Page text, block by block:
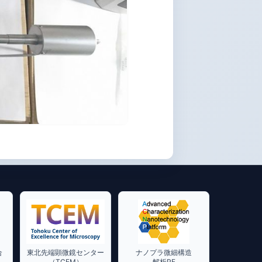
東北先端顕微鏡センター
ナノプラ微細構造